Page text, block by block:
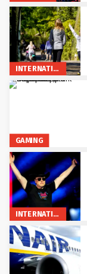
INTERNATIONAL
GAMING
INTERNATIONAL